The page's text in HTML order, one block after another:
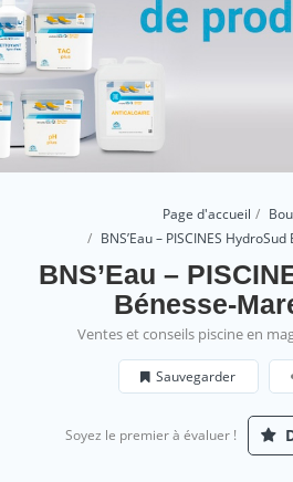
Page d'accueil
BNS’Eau – PISCINES
BNS’Eau –
Bénesse-
Ventes et conseils piscine en
Sauvegarder
Soyez le premier à évaluer !